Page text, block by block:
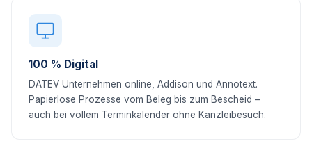
100 % Digital
DATEV Unternehmen online, Addison und Annotext.
Papierlose Prozesse vom Beleg bis zum Bescheid –
auch bei vollem Terminkalender ohne Kanzleibesuch.